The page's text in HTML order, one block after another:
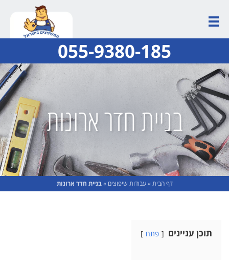
055-9380-185
בניית חדר ארונות
דף הבית»עבודות שיפוצים »בניית חדר ארונות
תוכן עניינים פתח